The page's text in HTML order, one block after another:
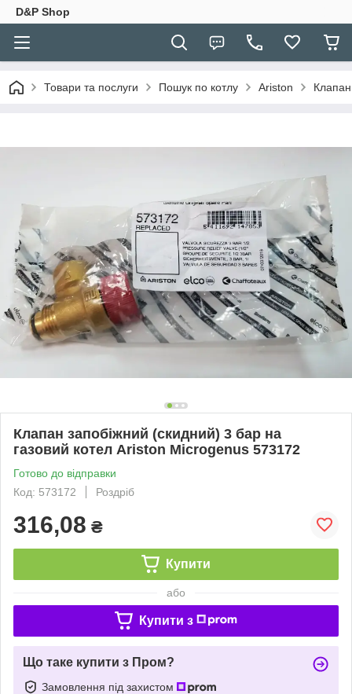
D&P Shop
Товари та послуги Пошук по котлу Ariston
Клапан запобіжний (скидний) 3 бар на
газовий котел Ariston Microgenus 573172
Готово до відправки
Код: 573172
Роздріб
316,08 ₴
Купити
або
Купити з
Що таке купити з Пром?
Замовлення під захистом